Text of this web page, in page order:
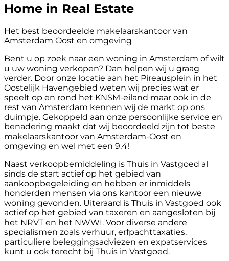
Home in Real Estate
Het best beoordeelde makelaarskantoor van
Amsterdam Oost en omgeving
Bent u op zoek naar een woning in Amsterdam of wilt
u uw woning verkopen? Dan helpen wij u graag
verder. Door onze locatie aan het Pireausplein in het
Oostelijk Havengebied weten wij precies wat er
speelt op en rond het KNSM-eiland maar ook in de
rest van Amsterdam kennen wij de markt op ons
duimpje. Gekoppeld aan onze persoonlijke service en
benadering maakt dat wij beoordeeld zijn tot beste
makelaarskantoor van Amsterdam-Oost en
omgeving en wel met een 9,4!
Naast verkoopbemiddeling is Thuis in Vastgoed al
sinds de start actief op het gebied van
aankoopbegeleiding en hebben er inmiddels
honderden mensen via ons kantoor een nieuwe
woning gevonden. Uiteraard is Thuis in Vastgoed ook
actief op het gebied van taxeren en aangesloten bij
het NRVT en het NWWI. Voor diverse andere
specialismen zoals verhuur, erfpachttaxaties,
particuliere beleggingsadviezen en expatservices
kunt u ook terecht bij Thuis in Vastgoed.